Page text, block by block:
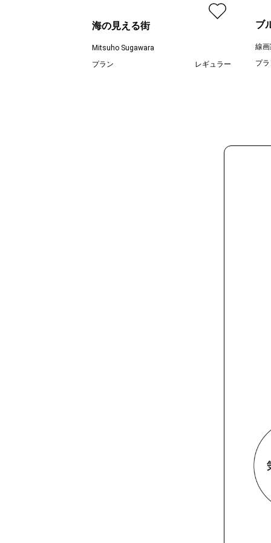
海の見える街
Mitsuho Sugawara
プラン
レギュラー
ブ
線
プ